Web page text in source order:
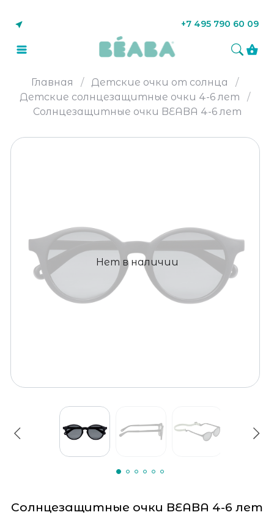
+7 495 790 60 09
Главная
Детские очки от солнца
Детские солнцезащитные очки 4-6 лет
Солнцезащитные очки BEABA 4-6 лет
Нет в наличии
Солнцезащитные очки BEABA 4-6 лет